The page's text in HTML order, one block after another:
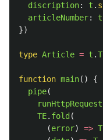
discription: t .
articleNumber: t
})
type Article = t .
function main()
{
pipe(
runHttpRequest
TE. fold (
(error) => T